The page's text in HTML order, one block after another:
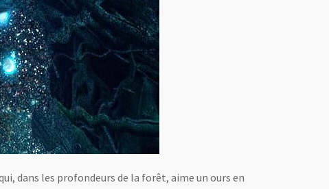
dans les profondeurs de la forêt, aime un ours en